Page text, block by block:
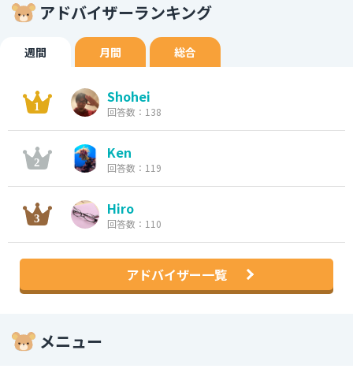
アドバイザーランキング
週間 月間 総合
Shohei
回答数：138
Ken
回答数：119
Hiro
回答数：110
アドバイザー一覧
メニュー